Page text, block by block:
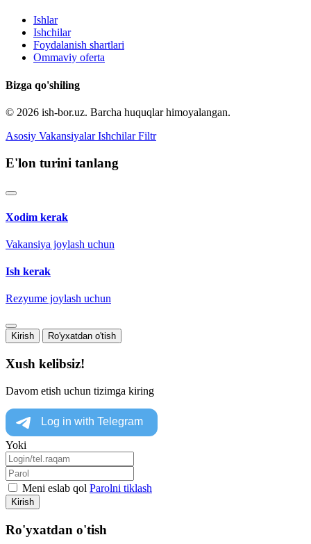
Ishlar
Ishchilar
Foydalanish shartlari
Ommaviy oferta
Bizga qo'shiling
© 2026 ish-bor.uz. Barcha huquqlar himoyalangan.
Asosiy Vakansiyalar Ishchilar Filtr
E'lon turini tanlang
Xodim kerak
Vakansiya joylash uchun
Ish kerak
Rezyume joylash uchun
Kirish Ro'yxatdan o'tish
Xush kelibsiz!
Davom etish uchun tizimga kiring
Yoki
Meni eslab qol Parolni tiklash
Kirish
Ro'yxatdan o'tish